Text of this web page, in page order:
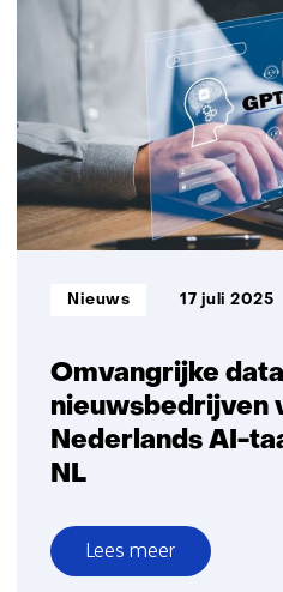
Selmar
Smit:
"Dit
project
is
een
revolutie"
Omvangrijke
nieuwsbedrijven
Nederlands AI-
NL
Informatietype:
Nieuws 17 juli 2025
Lees meer
over